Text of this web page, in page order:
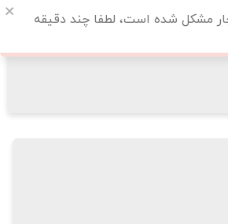
مشکل شده است، لطفا چند دقیقه